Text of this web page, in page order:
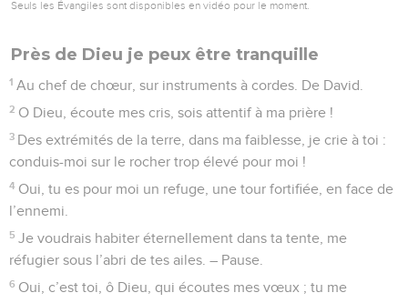
Seuls les Évangiles sont disponibles en vidéo pour le moment.
Près de Dieu je peux être tranquille
1 Au chef de chœur, sur instruments à cordes. De David.
2 O Dieu, écoute mes cris, sois attentif à ma prière !
3 Des extrémités de la terre, dans ma faiblesse, je crie à toi :
conduis-moi sur le rocher trop élevé pour moi !
4 Oui, tu es pour moi un refuge, une tour fortifiée, en face de
l’ennemi.
5 Je voudrais habiter éternellement dans ta tente, me
réfugier sous l’abri de tes ailes. – Pause.
6 Oui, c’est toi, ô Dieu, qui écoutes mes vœux ; tu me